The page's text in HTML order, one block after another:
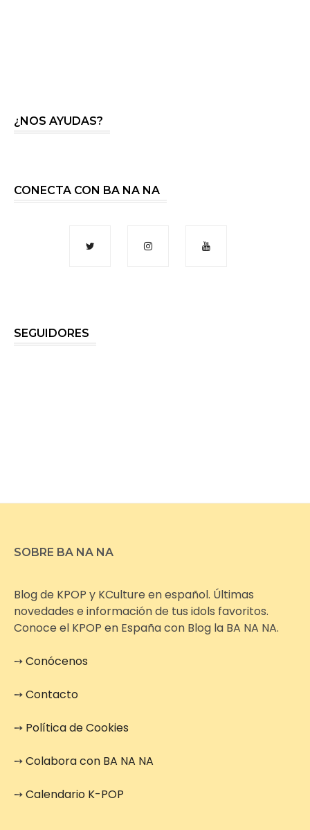
¿NOS AYUDAS?
CONECTA CON BA NA NA
SEGUIDORES
SOBRE BA NA NA
Blog de KPOP y KCulture en español. Últimas
novedades e información de tus idols favoritos.
Conoce el KPOP en España con Blog la BA NA NA.
➙Conócenos
➙Contacto
➙ Política de Cookies
➙Colabora con BA NA NA
➙Calendario K-POP